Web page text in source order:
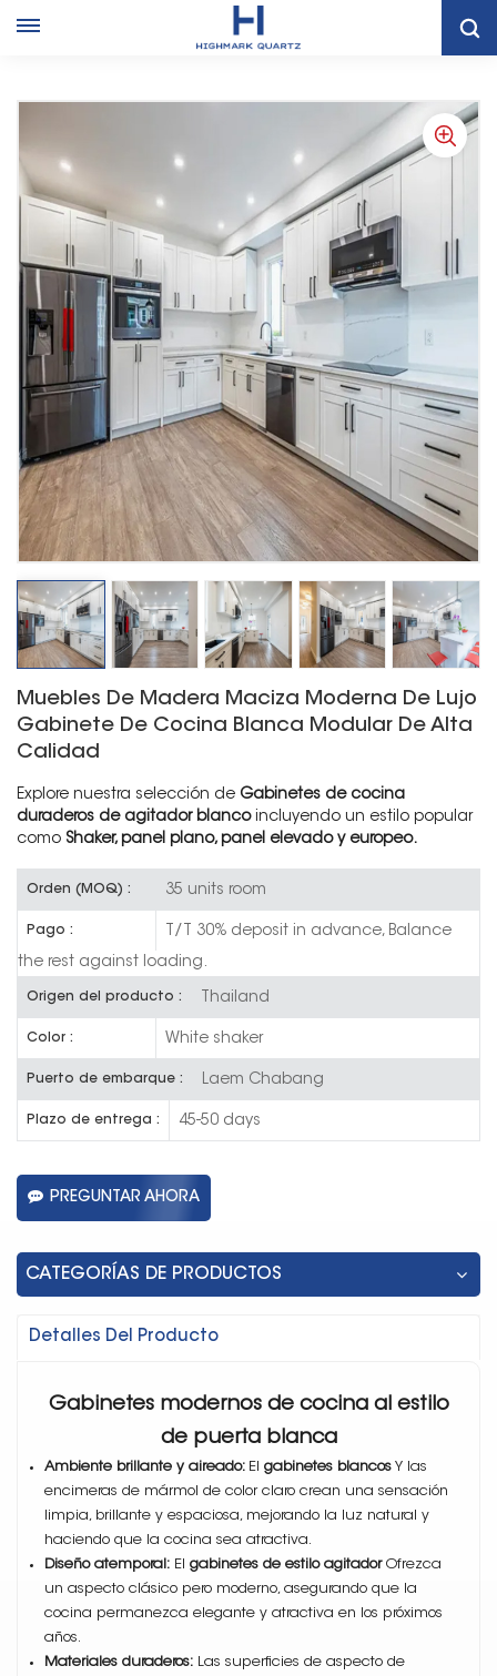
Muebles De Madera Maciza Moderna De Lujo Gabinete De
Cocina Blanca Modular De Alta Calidad
Muebles De Madera Maciza Moderna De Lujo
Gabinete De Cocina Blanca Modular De Alta
Calidad
Explore nuestra selección de Gabinetes de cocina
duraderos de agitador blancoincluyendo un estilo popular
como Shaker, panel plano, panel elevado y europeo.
Orden (MOQ) : 35 units room
Pago : T/T 30% deposit in advance, Balance
the rest against loading.
Origen del producto : Thailand
Color : White shaker
Puerto de embarque : Laem Chabang
Plazo de entrega : 45-50 days
PREGUNTAR AHORA
CATEGORÍAS DE PRODUCTOS
Detalles Del Producto
Gabinetes modernos de cocina al estilo
de puerta blanca
Ambiente brillante y aireado: El gabinetes blancos Y las
encimeras de mármol de color claro crean una sensación
limpia, brillante y espaciosa, mejorando la luz natural y
haciendo que la cocina sea atractiva.
Diseño atemporal: El gabinetes de estilo agitadorOfrezca
un aspecto clásico pero moderno, asegurando que la
cocina permanezca elegante y atractiva en los próximos
años.
Materiales duraderos: Las superficies de aspecto de